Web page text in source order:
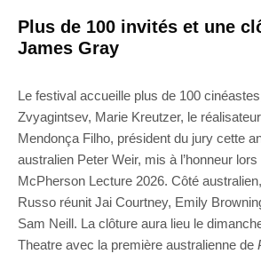
Plus de 100 invités et une
James Gray
Le festival accueille plus de 100
Zvyagintsev, Marie Kreutzer, le
Mendonça Filho, président du jury cette
australien Peter Weir, mis à l’honneur
McPherson Lecture 2026. Côté australien,
Russo réunit Jai Courtney, Emily
Sam Neill. La clôture aura lieu le
Theatre avec la première australienne de